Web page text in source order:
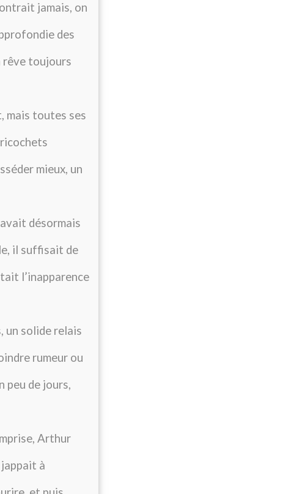
jamais, on
des
rêve toujours
mais toutes ses
mieux, un
désormais
il suffisait de
l’inapparence
un solide relais
rumeur ou
peu de jours,
Arthur
à